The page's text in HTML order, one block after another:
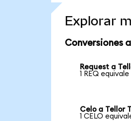
Explorar
Conversiones
Request a
1 REQ
Celo a Tellor
1 CELO